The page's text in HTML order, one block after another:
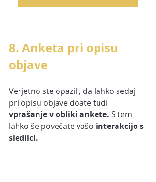
8. Anketa pri opisu
objave
Verjetno ste opazili, da lahko sedaj
pri opisu objave doate tudi
vprašanje v obliki ankete. S tem
lahko še povečate vašo interakcijo s
sledilci.